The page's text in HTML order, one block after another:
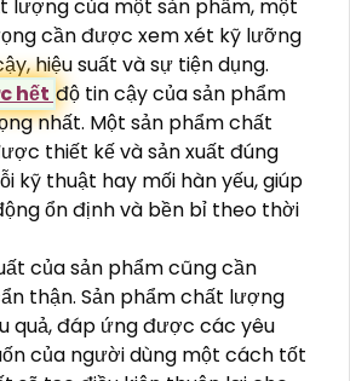
lượng của một sản phẩm, một
cần được xem xét kỹ lưỡng
hiệu suất và sự tiện dụng.
hết độ tin cậy của sản phẩm
nhất. Một sản phẩm chất
thiết kế và sản xuất đúng
kỹ thuật hay mối hàn yếu, giúp
ổn định và bền bỉ theo thời
của sản phẩm cũng cần
thận. Sản phẩm chất lượng
quả, đáp ứng được các yêu
của người dùng một cách tốt